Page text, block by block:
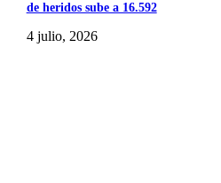
de heridos sube a 16.592
4 julio, 2026